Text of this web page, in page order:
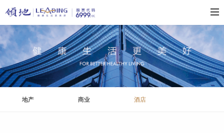
地产 商业 酒店